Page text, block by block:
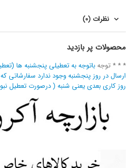
نظرات (0)
محصولات پر بازدید
* * * توجهباتوجه به تعطیلی پنجشنبه ها
ارسال در روز پنجشنبه وجود ندارد سفارشاتی
روز کاری بعدی یعنی شنبه ( درصورت تعطیل